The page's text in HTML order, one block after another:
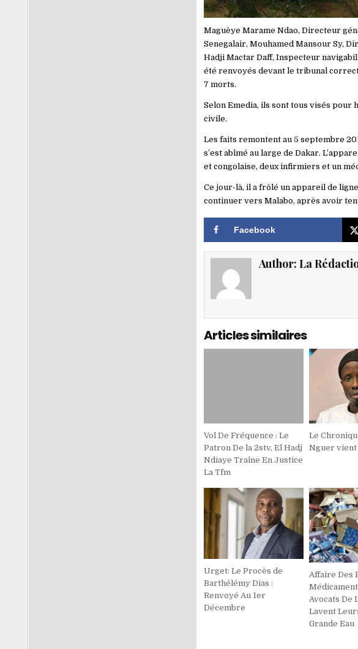
Maguèye Marame Ndao, Directeur
Senegalair, Mouhamed Mansour Sy,
Hadji Mactar Daff, Inspecteur
été renvoyés devant le tribunal
7 morts.
Selon Emedia, ils sont tous visés pour
civile.
Les faits remontent au 5 septembre
s’est abîmé au large de Dakar.
et congolaise, deux infirmiers et un
Ce jour-là, il a frôlé un appareil de
continuer vers Malabo, après avoir
Facebook
Author: La
Articles similaires
Vol De Fréquence : Le
Patron De la 2stv, El Hadj
Ndiaye Traîne En Justice
La Tfm
Le
Nguer vient
Urget: Le Procès de
Barthélémy Dias :
Renvoyé Au 1er
Décembre
Affaire Des
Avocats De
Lavent
Grande Eau